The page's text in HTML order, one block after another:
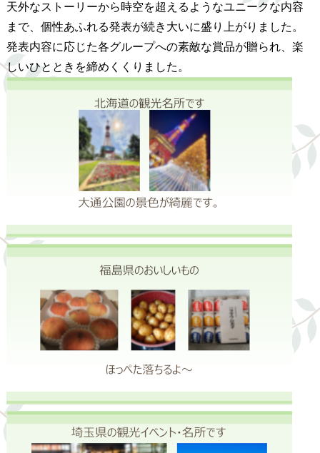
天外なストーリーから時空を超えるようなユニークな内容
まで、個性あふれる発表が続き大いに盛り上がりました。
発表内容に応じた各グループへの素敵な賞品が贈られ、楽
しいひとときを締めくくりました。